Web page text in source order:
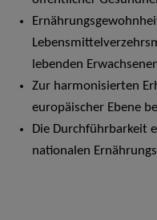
lebenden
Zur harmonisierten
europäischer Ebene
Die Durchführbarkeit
nationalen